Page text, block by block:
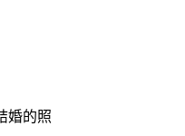
婚的照